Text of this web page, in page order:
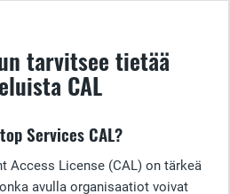
tarvitsee tietää
CAL
Services CAL?
Access License (CAL) on tärkeä
avulla organisaatiot voivat